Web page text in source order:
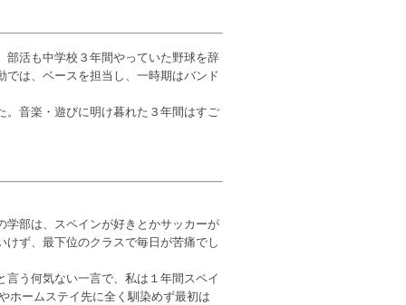
部活も中学校３年間やっていた野球を辞
は、ベースを担当し、一時期はバンド
。音楽・遊びに明け暮れた３年間はすご
学部は、スペインが好きとかサッカーが
ず、最下位のクラスで毎日が苦痛でし
う何気ない一言で、私は１年間スペイ
ホームステイ先に全く馴染めず最初は